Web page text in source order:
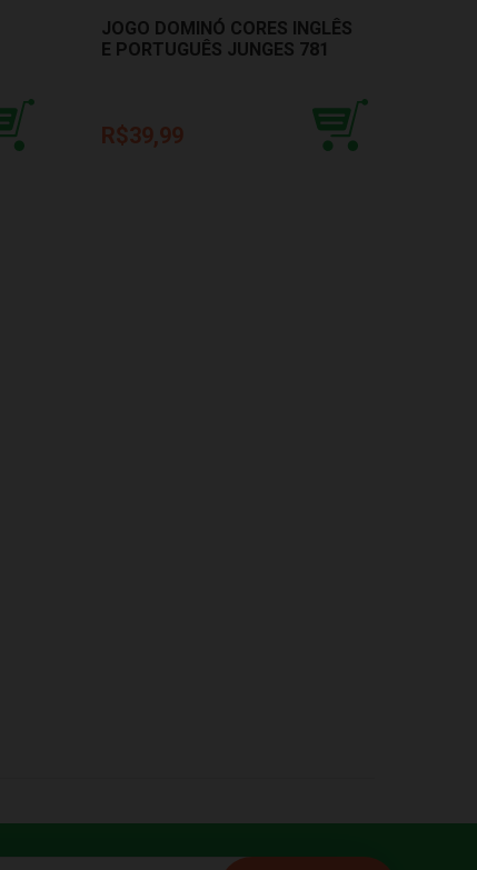
JOGO DOMINÓ CORES INGLÊS
E PORTUGUÊS JUNGES 781
R$39,99